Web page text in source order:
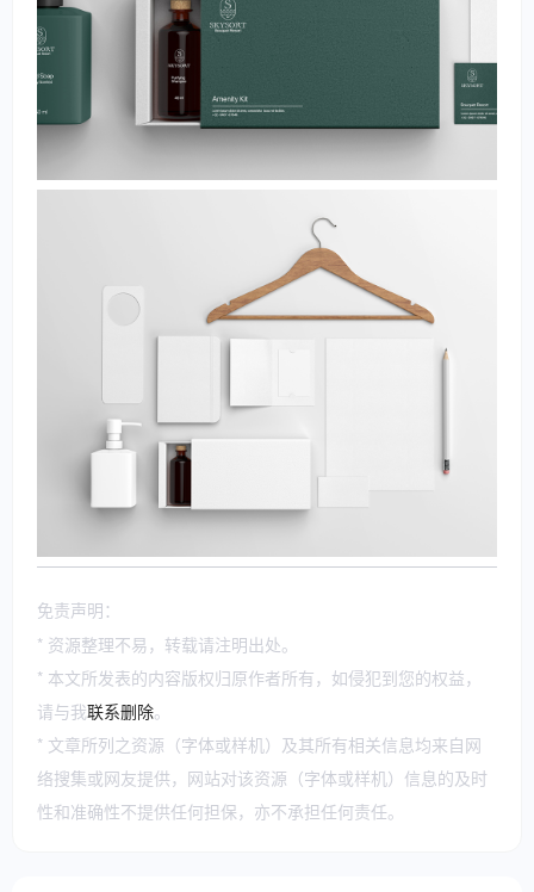
免责声明：
* 资源整理不易，转载请注明出处。
* 本文所发表的内容版权归原作者所有，如侵犯到您的权益，
请与我联系删除。
* 文章所列之资源（字体或样机）及其所有相关信息均来自网
络搜集或网友提供，网站对该资源（字体或样机）信息的及时
性和准确性不提供任何担保，亦不承担任何责任。